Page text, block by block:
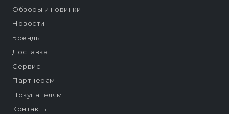
Обзоры и новинки
Новости
Бренды
Доставка
Сервис
Партнерам
Покупателям
Контакты